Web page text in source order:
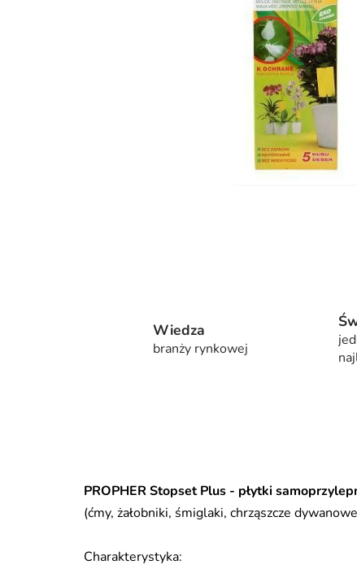
Wiedza
branży rynkowej
PROPHER Stopset Plus - płytki
(ćmy, żałobniki, śmiglaki, chrząszcze
Charakterystyka: